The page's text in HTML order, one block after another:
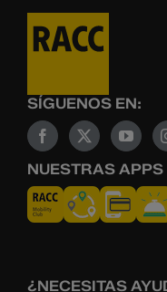
SÍGUENOS EN:
NUESTRAS APPS
¿NECESITAS